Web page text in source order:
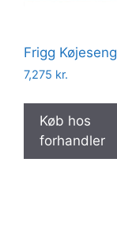
Frigg Køjeseng
7,275 kr.
Køb hos
forhandler